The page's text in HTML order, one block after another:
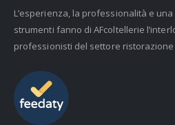
L’esperienza, la professionalità e
strumenti fanno di AFcoltellerie
professionisti del settore